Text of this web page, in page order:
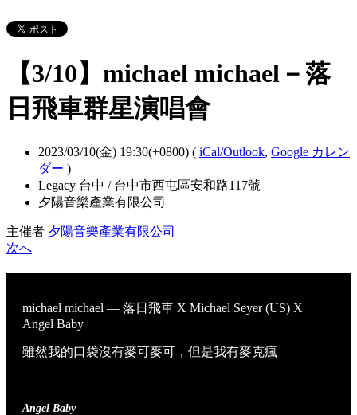
【3/10】michael michael－落
日飛車群星演唱會
2023/03/10(金) 19:30(+0800) ( iCal/Outlook, Google カレン
ダー )
Legacy 台中 / 台中市西屯區安和路117號
夕陽音樂產業有限公司
主催者 夕陽音樂產業有限公司
次へ
michael michael — 落日飛車 X Michael Seyer (US) X
Angel Baby
雖然我的口袋沒有麥可麥可，但是我有麥克瘋
-
Angel Baby